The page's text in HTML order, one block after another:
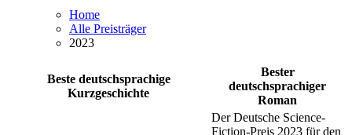
Home
Alle Preisträger
2023
Beste deutschsprachige
Kurzgeschichte
Bester
deutschsprachiger
Roman
Der Deutsche Science-
Fiction-Preis 2023 für den